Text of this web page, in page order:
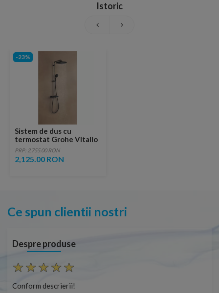
Istoric
-23%
Sistem de dus cu
termostat Grohe Vitalio
Comfort negru
PRP: 2,755.00 RON
2,125.00 RON
Ce spun clientii nostri
Despre produse
Conform descrierii!